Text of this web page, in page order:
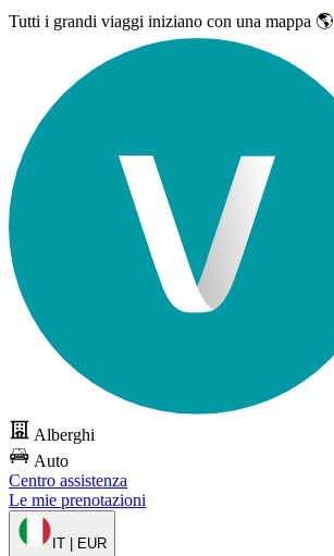
Tutti i grandi viaggi iniziano con una mappa 🌎
Alberghi
Auto
Centro assistenza
Le mie prenotazioni
IT | EUR